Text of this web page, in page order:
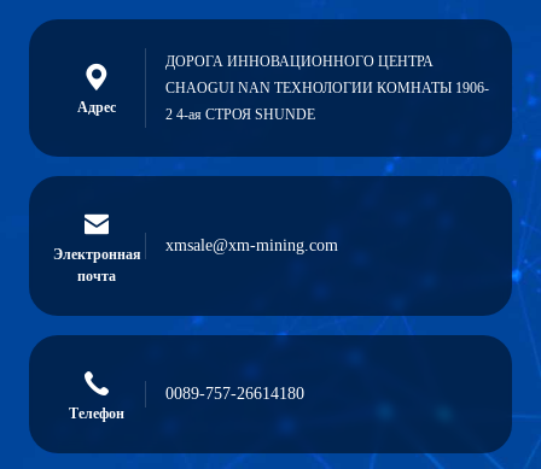
Адрес
ДОРОГА ИННОВАЦИОННОГО ЦЕНТРА
CHAOGUI NAN ТЕХНОЛОГИИ КОМНАТЫ 1906-
2 4-ая СТРОЯ SHUNDE
Электронная
почта
xmsale@xm-mining.com
Телефон
0089-757-26614180